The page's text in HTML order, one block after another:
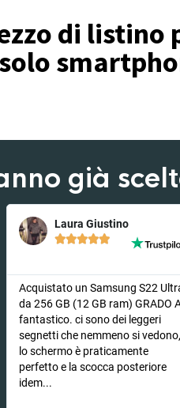
di listino
già
Laura Giustino

Acquistato un Samsung S22
da 256 GB (12 GB ram) GRADO
fantastico. ci sono dei leggeri
segnetti che nemmeno si vedono,
lo schermo è praticamente
perfetto e la scocca posteriore
idem...